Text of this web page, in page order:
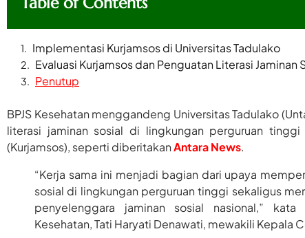
Implementasi Kurjamsos di Universitas Tadulako
Evaluasi Kurjamsos dan Penguatan Literasi Jaminan
Penutup
BPJS Kesehatan menggandeng Universitas Tadulako
literasi jaminan sosial di lingkungan perguruan
(Kurjamsos), seperti diberitakanAntara News.
“Kerja sama ini menjadi bagian dari upaya
sosial di lingkungan perguruan tinggi sekaligus
penyelenggara jaminan sosial nasional,” kata
Kesehatan, Tati Haryati Denawati, mewakili Kepala